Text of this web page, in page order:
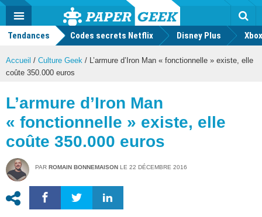
Actu
geek
MENU
Tendances Codes secrets Netflix Disney Plus
Accueil / Culture Geek / L’armure d’Iron Man « fonctionnelle » existe, elle
coûte 350.000 euros
L’armure d’Iron Man
« fonctionnelle » existe, elle
coûte 350.000 euros
PAR ROMAIN BONNEMAISON LE 22 DÉCEMBRE 2016
Mode
FacebookTwitter Youtube